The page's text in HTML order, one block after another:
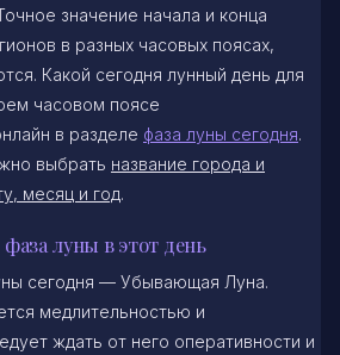
значение начала и конца
в разных часовых поясах,
Какой сегодня лунный день для
часовом поясе
в разделе фаза луны сегодня.
выбрать название города и
месяц и год.
луны в этот день
сегодня — Убывающая Луна.
медлительностью и
ждать от него оперативности и